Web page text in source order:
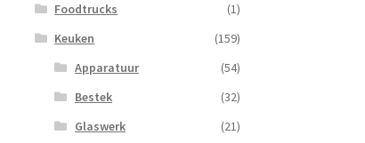
Foodtrucks
(1)
Keuken
(159)
Apparatuur
(54)
Bestek
(32)
Glaswerk
(21)